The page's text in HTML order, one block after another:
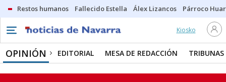
Restos humanos Fallecido Estella Álex Lizancos Párroco
Kiosko
OPINIÓN EDITORIAL MESA DE REDACCIÓN TRIBUNAS